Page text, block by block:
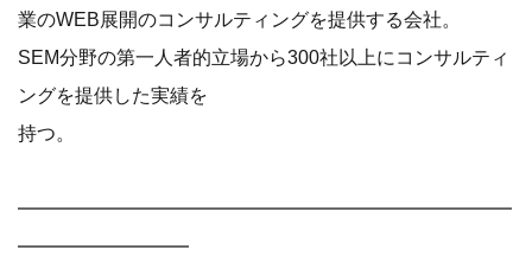
業のWEB展開のコンサルティングを提供する会社。
SEM分野の第一人者的立場から300社以上にコンサルティ
ングを提供した実績を
持つ。
━━━━━━━━━━━━━━━━━━━━━━━━━━
━━━━━━━━━